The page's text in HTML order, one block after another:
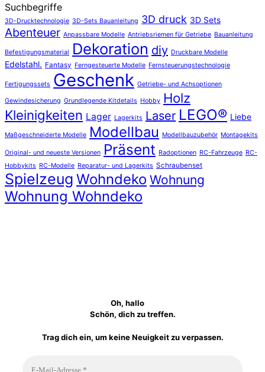
Suchbegriffe
3D-Drucktechnologie 3D-Sets Bauanleitung 3D druck 3D Sets
Abenteuer Anpassbare Modelle Antriebsriemen für Getriebe Bauanleitung
Befestigungsmaterial Dekoration diy Druckbare Modelle
Edelstahl. Fantasy Ferngesteuerte Modelle Fernsteuerungstechnologie
Fertigungssets Geschenk Getriebe- und Achsoptionen
Gewindesicherung Grundlegende Kitdetails Hobby Holz
Kleinigkeiten Lager Lagerkits Laser LEGO® Liebe
Maßgeschneiderte Modelle Modellbau Modellbauzubehör Montagekits
Original- und neueste Versionen Präsent Radoptionen RC-Fahrzeuge RC-
Hobbykits RC-Modelle Reparatur- und Lagerkits Schraubenset
Spielzeug Wohndeko Wohnung
Wohnung Wohndeko
Oh, hallo
Schön, dich zu treffen.
Trag dich ein, um keine Neuigkeit zu verpassen.